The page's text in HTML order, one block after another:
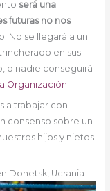
será una
futuras no nos
No se llegará a un
en sus
o nadie conseguirá
Organización.
a trabajar con
consenso sobre un
hijos y nietos
Donetsk, Ucrania